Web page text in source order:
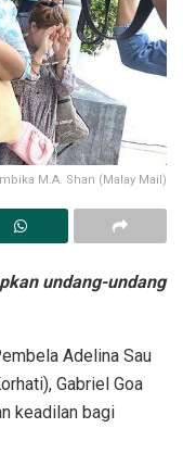
M.A. Shan (Malay Mail)
undang-undang
Adelina Sau
Gabriel Goa
keadilan bagi